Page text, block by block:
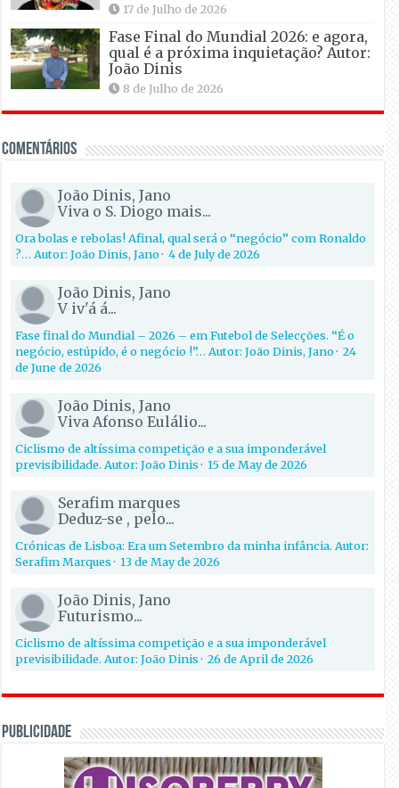
17 de Julho de 2026
Fase Final do Mundial 2026: e agora,
qual é a próxima inquietação? Autor:
João Dinis
8 de Julho de 2026
Comentários
João Dinis, Jano
Viva o S. Diogo mais...
Ora bolas e rebolas! Afinal, qual será o “negócio” com Ronaldo
?… Autor: João Dinis, Jano·4 de July de 2026
João Dinis, Jano
V iv'á á...
Fase final do Mundial – 2026 – em Futebol de Selecções. “É o
negócio, estúpido, é o negócio !”… Autor: João Dinis, Jano·24
de June de 2026
João Dinis, Jano
Viva Afonso Eulálio...
Ciclismo de altíssima competição e a sua imponderável
previsibilidade. Autor: João Dinis·15 de May de 2026
Serafim marques
Deduz-se , pelo...
Crónicas de Lisboa: Era um Setembro da minha infância. Autor:
Serafim Marques·13 de May de 2026
João Dinis, Jano
Futurismo...
Ciclismo de altíssima competição e a sua imponderável
previsibilidade. Autor: João Dinis·26 de April de 2026
PUBLICIDADE